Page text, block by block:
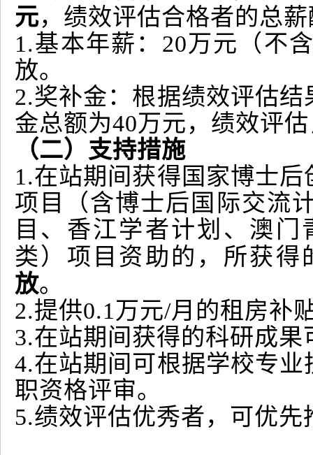
元，绩效评估合格者的总
1.基本年薪：20万元（不
放。
2.奖补金：根据绩效评估
金总额为40万元，绩效评
（二）支持措施
1.在站期间获得国家博士
项目（含博士后国际交流
目、香江学者计划、澳
类）项目资助的，所获得
放。
2.提供0.1万元/月的租房补
3.在站期间获得的科研成
4.在站期间可根据学校专
职资格评审。
5.绩效评估优秀者，可优